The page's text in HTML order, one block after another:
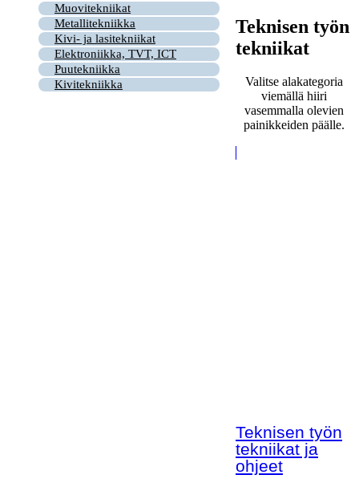
Muovitekniikat
Metallitekniikka
Kivi- ja lasitekniikat
Elektroniikka, TVT, ICT
Puutekniikka
Kivitekniikka
Teknisen työn
tekniikat
Valitse alakategoria
viemällä hiiri
vasemmalla olevien
painikkeiden päälle.
Teknisen työn
tekniikat ja
ohjeet